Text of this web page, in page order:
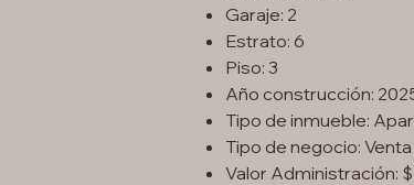
Garaje: 2
Estrato: 6
Piso: 3
Año construcción:
Tipo de inmueble:
Tipo de negocio: Venta
Valor Administración: